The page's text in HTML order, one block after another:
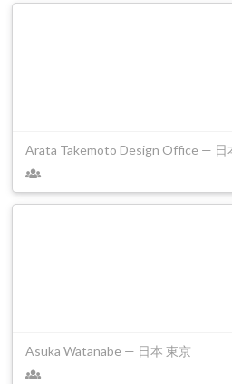
Arata Takemoto Design Office — 日
Asuka Watanabe — 日本 東京